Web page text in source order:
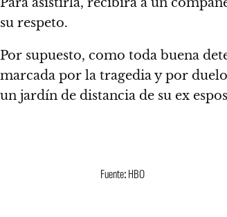
su respeto.
Por supuesto, como toda buena
marcada por la tragedia y por
un jardín de distancia de su ex
Fuente: HBO